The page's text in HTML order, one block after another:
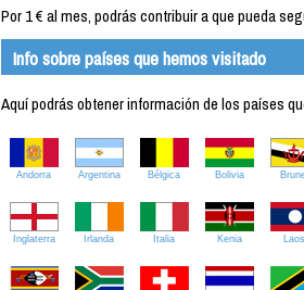
Por 1 € al mes, podrás contribuir a que pueda
Info sobre países que hemos visitado
Aquí podrás obtener información de los países
Andorra Argentina Bélgica Bolivia
Inglaterra Irlanda Italia Kenia Laos